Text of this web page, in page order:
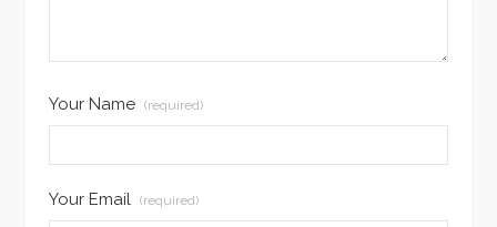
Your Name (required)
Your Email (required)